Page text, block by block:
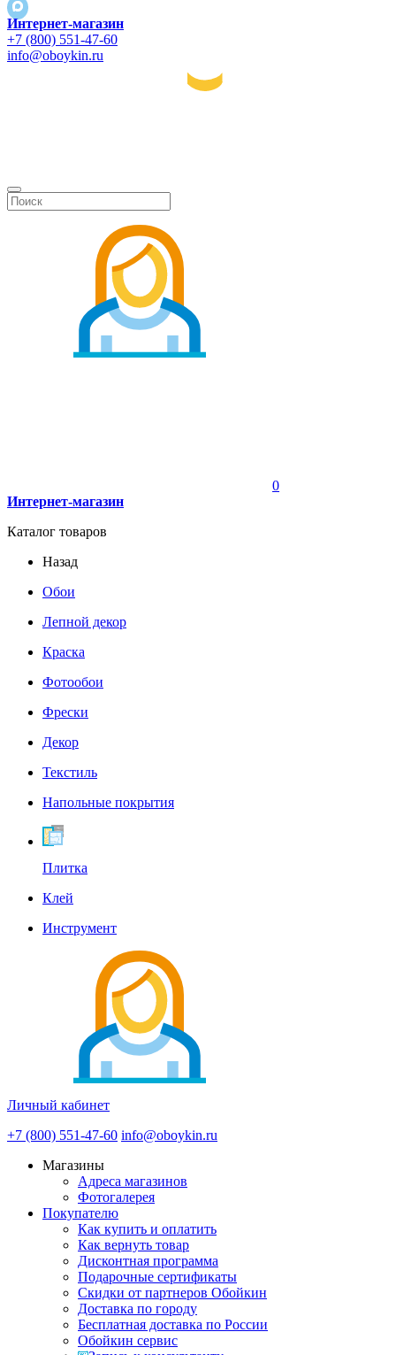
Интернет-магазин
+7 (800) 551-47-60
info@oboykin.ru
0
Интернет-магазин
Каталог товаров
Назад
Обои
Лепной декор
Краска
Фотообои
Фрески
Декор
Текстиль
Напольные покрытия
Плитка
Клей
Инструмент
Личный кабинет
+7 (800) 551-47-60 info@oboykin.ru
Магазины
Адреса магазинов
Фотогалерея
Покупателю
Как купить и оплатить
Как вернуть товар
Дисконтная программа
Подарочные сертификаты
Скидки от партнеров Обойкин
Доставка по городу
Бесплатная доставка по России
Обойкин сервис